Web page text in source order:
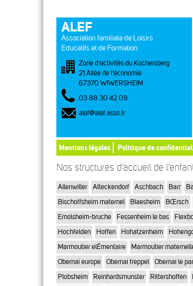
ALEF
Association familiale de Loisirs
Educatifs et de Formation
Zone d’activités du Kochersberg
21 Allée de l’économie
67370 WIWERSHEIM
03 88 30 42 09
alef@alef.asso.fr
Mentions légales Politique de
Nos structures d’accueil de
Allenwiller Alteckendorf Aschbach Barr
Bischoffsheim maternel
Blaesheim BŒrsch
Ernolsheim-bruche
Fessenheim le bas
Hochfelden
Hoffen Hohatzenheim
Marmoutier elÉmentaire
Marmoutier
Obernai europe
Obernai freppel Obernai le
Plobsheim
Reinhardsmunster Rittershoffen